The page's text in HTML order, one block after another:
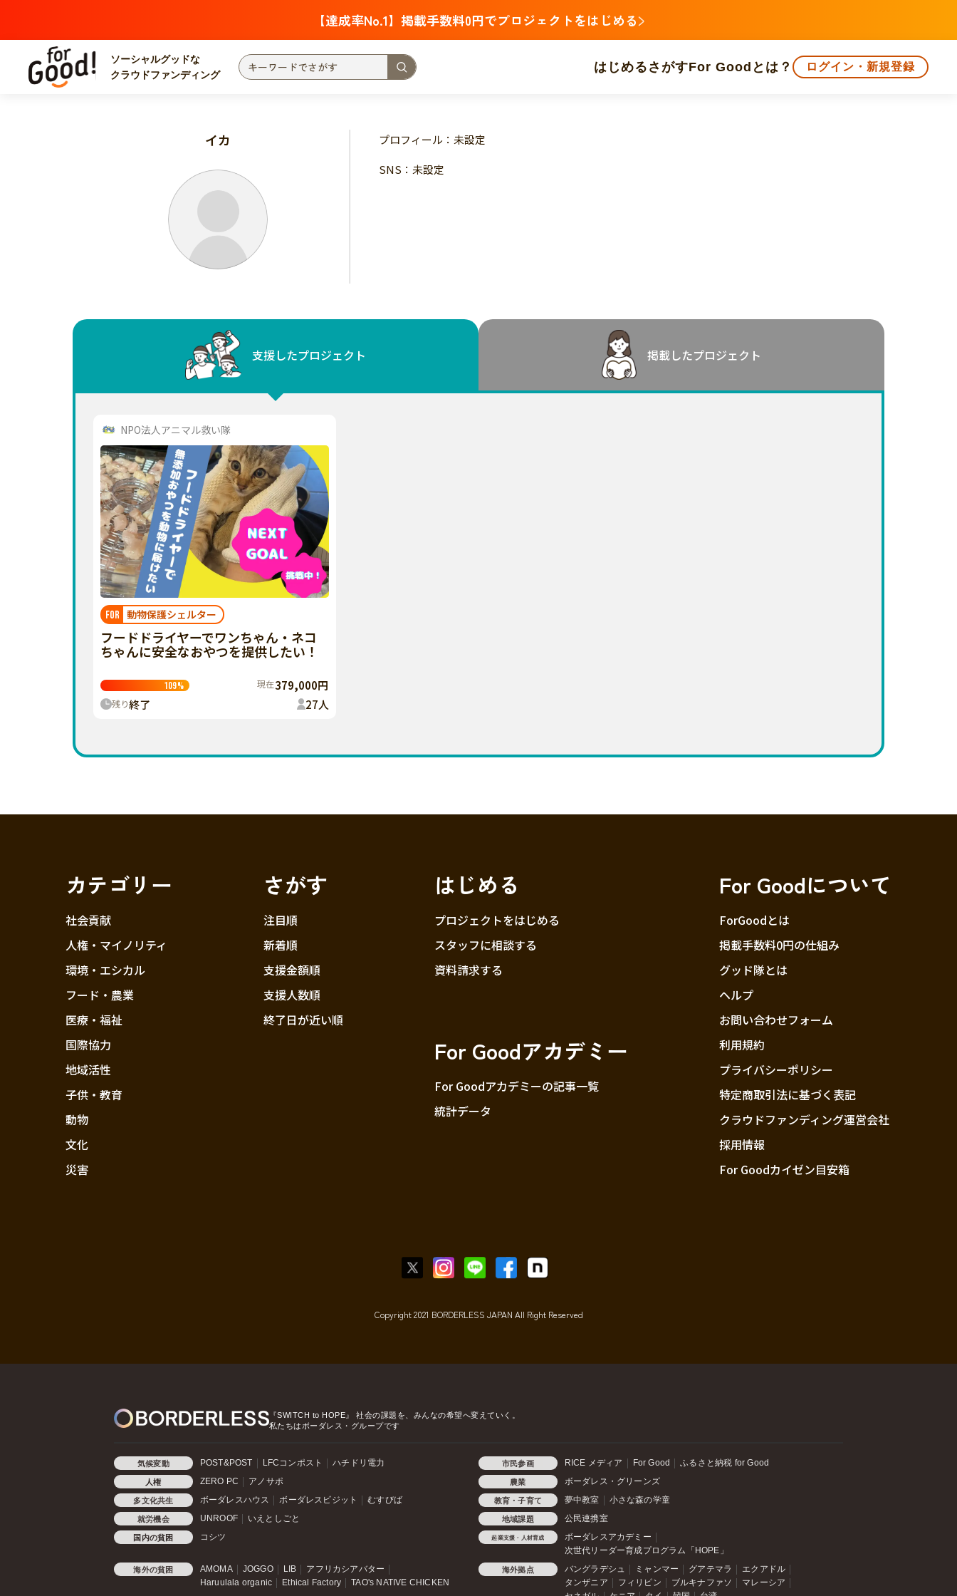
【達成率No.1】掲載手数料0円でプロジェクトをはじめる
ソーシャルグッドな
クラウドファンディング
はじめる さがすFor Goodとは？ ログイン・新規登録
支援金額が多い 支援人数が多い
国際協力 子ども・教育
災害
北海道・東北
関東
新潟
中国
四国
九州・沖縄 福岡 佐賀 長崎 熊本 大分 宮崎 鹿児島 沖縄
イカ
プロフィール：未設定
SNS：未設定
支援したプロジェクト 掲載したプロジェクト
NPO法人アニマル救い隊
FOR 動物保護シェルター
フードドライヤーでワンちゃん・ネコ
ちゃんに安全なおやつを提供したい！
109% 現在379,000円
残り終了 27人
カテゴリー
社会貢献
人権・マイノリティ
環境・エシカル
フード・農業
医療・福祉
国際協力
地域活性
子供・教育
動物
文化
災害
さがす
注目順
新着順
支援金額順
支援人数順
終了日が近い順
はじめる
プロジェクトをはじめる
スタッフに相談する
資料請求する
For Goodアカデミー
For Goodアカデミーの記事一覧
統計データ
For Goodについて
ForGoodとは
掲載手数料0円の仕組み
グッド隊とは
ヘルプ
お問い合わせフォーム
利用規約
プライバシーポリシー
特定商取引法に基づく表記
クラウドファンディング運営会社
採用情報
For Goodカイゼン目安箱
Copyright 2021 BORDERLESS JAPAN All Right Reserved
『SWITCH to HOPE』
社会の課題を、みんなの希望へ変えていく。
私たちはボーダレス・グループです
気候変動 POST&POST LFCコンポスト ハチドリ電力 市民参画 RICE メディア For Good ふるさと納税 for Good
人権 ZERO PC アノサポ 農業 ボーダレス・グリーンズ
多文化共生 ボーダレスハウス ボーダレスビジット むすびば 教育・子育て 夢中教室 小さな森の学童
就労機会 UNROOF いえとしごと 地域課題 公民連携室
国内の貧困 コシツ 起業支援・人材育成
ボーダレスアカデミー
次世代リーダー育成プログラム「HOPE」
海外の貧困 AMOMA JOGGO LIB
アフリカシアバター
Haruulala organic
Ethical Factory TAO's NATIVE CHICKEN
海外拠点 バングラデシュ ミャンマー グアテマラ
エクアドル
タンザニア
フィリピン ブルキナファソ
マレーシア